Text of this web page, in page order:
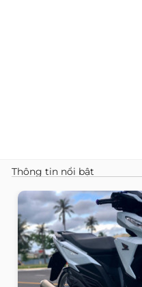
Thông tin nổi bật